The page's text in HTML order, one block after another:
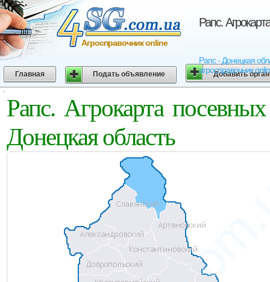
Рапс.
Рапс - Донецкая
агросправочник
Агросправочник online
Главная Подать объявление Добавить
Рапс. Агрокарта
Донецкая область